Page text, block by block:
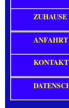
ANFAHRT
KONTAKT